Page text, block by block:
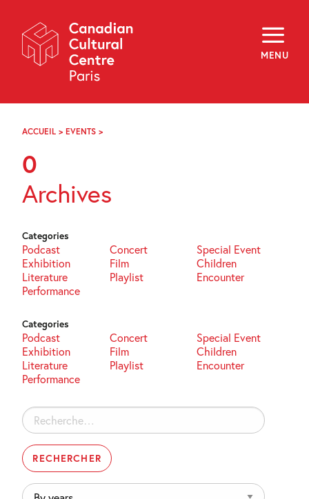
Navigation
MENU
About
Programming
Off-Site
Explore
Archives
FR
ACCUEIL > EVENTS >
0
Archives
Categories
Podcast Concert
Special Event
Exhibition
Film
Children
Literature
Playlist
Encounter
Performance
Categories
Podcast Concert
Special Event
Exhibition
Film
Children
Literature
Playlist
Encounter
Performance
Rechercher :
By